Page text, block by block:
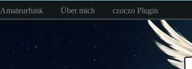
Amateurfunk Über mich czoczo Plugin